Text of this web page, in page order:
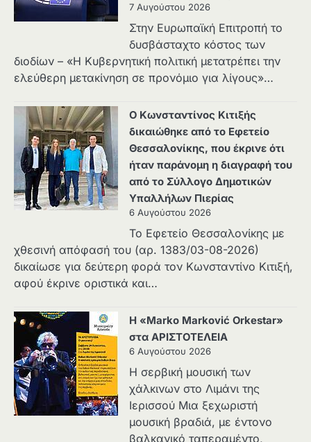
7 Αυγούστου 2026
Στην Ευρωπαϊκή Επιτροπή το
δυσβάσταχτο κόστος των
διοδίων – «Η Κυβερνητική πολιτική μετατρέπει την
ελεύθερη μετακίνηση σε προνόμιο για λίγους»…
Ο Κωνσταντίνος Κιτιξής
δικαιώθηκε από το Εφετείο
Θεσσαλονίκης, που έκρινε ότι
ήταν παράνομη η διαγραφή του
από το Σύλλογο Δημοτικών
Υπαλλήλων Πιερίας
6 Αυγούστου 2026
Το Εφετείο Θεσσαλονίκης με
χθεσινή απόφασή του (αρ. 1383/03-08-2026)
δικαίωσε για δεύτερη φορά τον Κωνσταντίνο Κιτιξή,
αφού έκρινε οριστικά και…
Η «Marko Marković Orkestar»
στα ΑΡΙΣΤΟΤΕΛΕΙΑ
6 Αυγούστου 2026
Η σερβική μουσική των
χάλκινων στο Λιμάνι της
Ιερισσού Μια ξεχωριστή
μουσική βραδιά, με έντονο
βαλκανικό ταπεραμέντο,